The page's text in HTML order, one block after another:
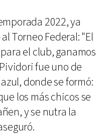
2022, ya
Torneo Federal: "El
el club, ganamos
fue uno de
donde se formó:
los más chicos se
y se nutra la